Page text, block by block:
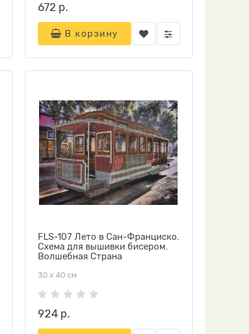
672 р.
В корзину
FLS-107 Лето в Сан-Франциско.
Схема для вышивки бисером.
Волшебная Страна
30 х 40 см
924 р.